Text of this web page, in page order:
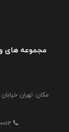
مجموعه های
مکان: تهران